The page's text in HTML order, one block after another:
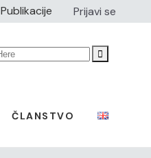
Publikacije Prijavi se
ČLANSTVO